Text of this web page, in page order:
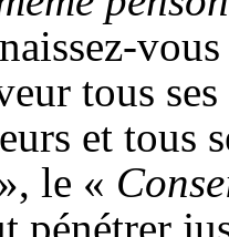
tous
et tous
le «